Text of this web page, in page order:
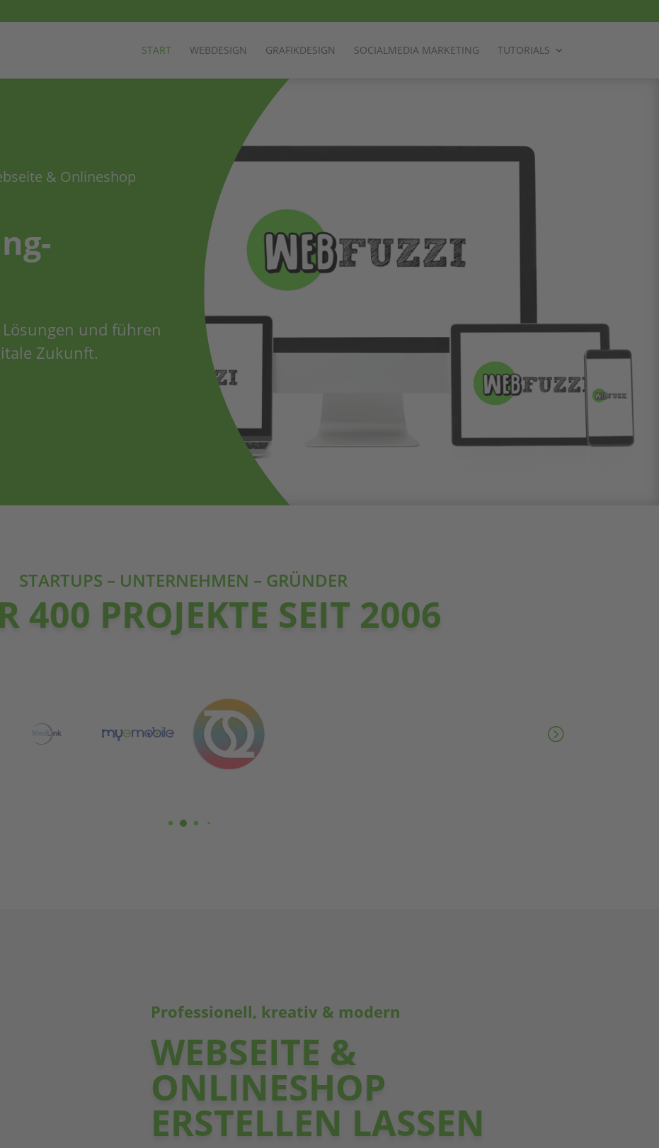
START WEBDESIGN GRAFIKDESIGN SOCIALMEDIA MARKETING TUTORIALS
& Onlineshop
und führen
Zukunft.
STARTUPS – UNTERNEHMEN – GRÜNDER
400 PROJEKTE SEIT 2006
Professionell, kreativ & modern
WEBSEITE &
ONLINESHOP
ERSTELLEN LASSEN